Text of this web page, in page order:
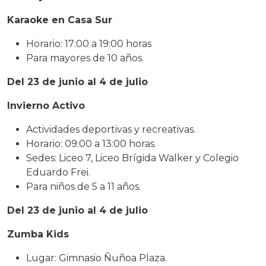
Karaoke en Casa Sur
Horario: 17:00 a 19:00 horas
Para mayores de 10 años.
Del 23 de junio al 4 de julio
Invierno Activo
Actividades deportivas y recreativas.
Horario: 09:00 a 13:00 horas.
Sedes: Liceo 7, Liceo Brígida Walker y Colegio
Eduardo Frei.
Para niños de 5 a 11 años.
Del 23 de junio al 4 de julio
Zumba Kids
Lugar: Gimnasio Ñuñoa Plaza.